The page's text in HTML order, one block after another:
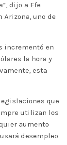
dijo a Efe
Arizona, uno de
incrementó en
la hora y
esta
que
utilizan los
aumento
desempleo